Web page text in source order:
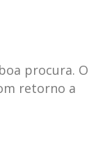
procura. O
retorno a